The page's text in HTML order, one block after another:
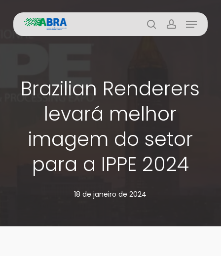
main
buscaaccount
Menu
Brazilian Renderers
levará melhor
imagem do setor
para a IPPE 2024
18 de janeiro de 2024